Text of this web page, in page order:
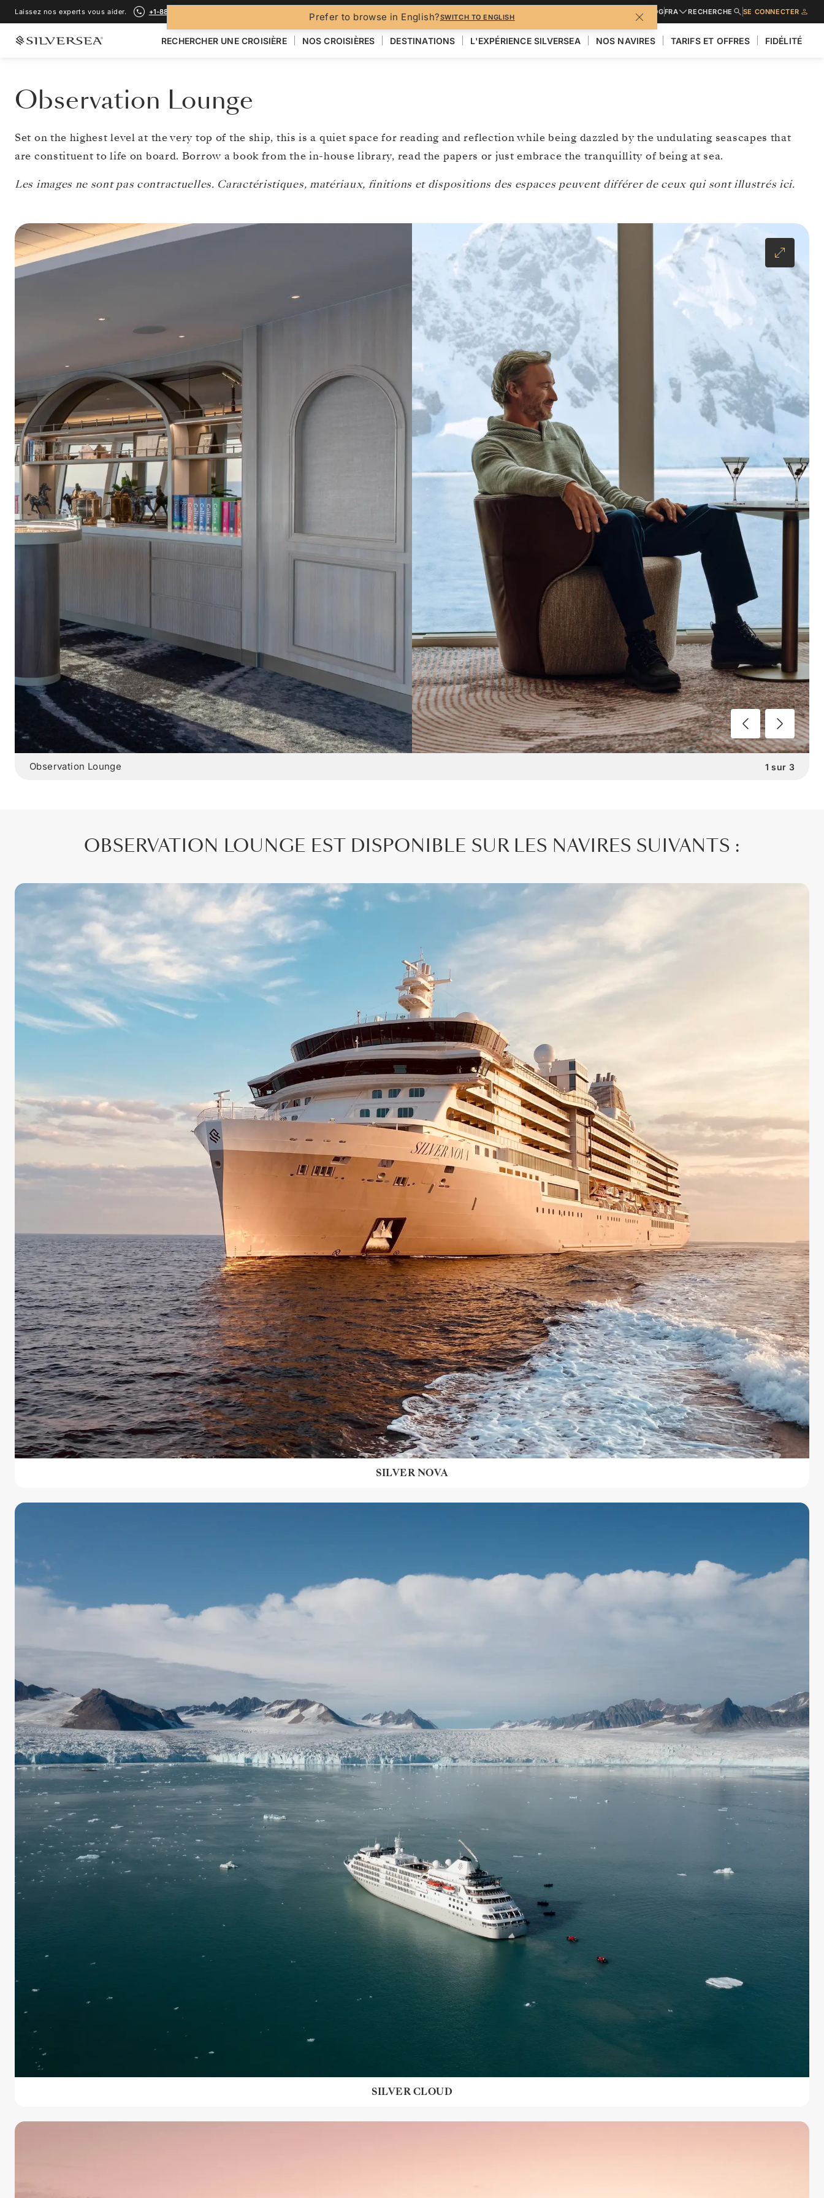
Prefer to browse in English?SWITCH TO ENGLISH
Laissez nos experts vous aider. +1-888-978-4070 BLOGFRA RECHERCHE SE CONNECTER
RECHERCHER UNE CROISIÈRE NOS CROISIÈRES DESTINATIONS L'EXPÉRIENCE SILVERSEA NOS NAVIRES TARIFS ET OFFRES FIDÉLITÉ
Observation Lounge
Set on the highest level at the very top of the ship, this is a quiet space for reading and reflection while being dazzled by the undulating seascapes that
are constituent to life on board. Borrow a book from the in-house library, read the papers or just embrace the tranquillity of being at sea.
Les images ne sont pas contractuelles. Caractéristiques, matériaux, finitions et dispositions des espaces peuvent différer de ceux qui sont illustrés ici.
1 sur 3
Observation Lounge
OBSERVATION LOUNGE EST DISPONIBLE SUR LES NAVIRES SUIVANTS :
SILVER NOVA
SILVER CLOUD